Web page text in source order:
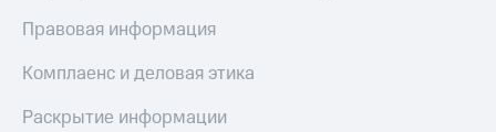
Правовая информация
Комплаенс и деловая этика
Раскрытие информации